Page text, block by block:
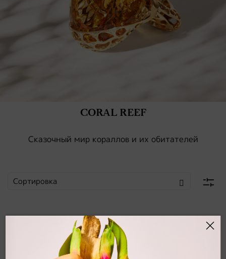
CORAL REEF
Сказочный мир кораллов и их обитателей